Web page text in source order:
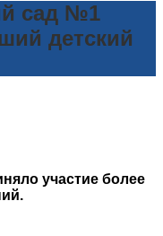
сад №1
детский
участие более